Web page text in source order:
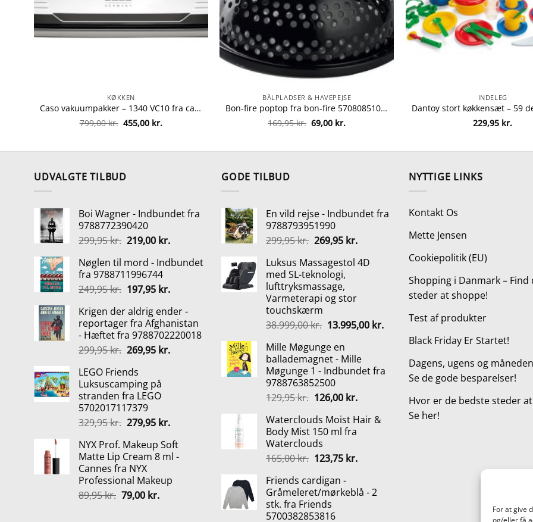
For at give
KØKKEN
Caso vakuumpakker – 1340 VC10 fra caso 4038437013405
799,00kr. Den
oprindelige
455,00 kr.Den
BÅLPLADSER & HAVEPEJSE
Bon-fire poptop fra bon-fire 5708085100183
169,95kr. Den
oprindelige
69,00 kr.
INDELEG
229,95 kr.
UDVALGTE TILBUD
Boi Wagner - Indbundet fra
9788772390420
299,95kr. Den
pris
var:
299,95 kr..
219,00 kr.Den
pris
219,00 kr..
Nøglen til mord - Indbundet
fra 9788711996744
249,95kr. Den
pris
var:
249,95 kr..
197,95 kr.Den
pris
er:
197,95 kr..
Krigen der aldrig ender -
reportager fra Afghanistan
- Hæftet fra 9788702220018
299,95kr. Den
pris
var:
299,95 kr..
269,95 kr.Den
LEGO Friends
Luksuscamping på
stranden fra LEGO
5702017117379
329,95kr. Den
pris
var:
329,95 kr..
279,95 kr.Den
pris
er:
NYX Prof. Makeup Soft
Matte Lip Cream 8 ml -
Cannes fra NYX
Professional Makeup
89,95kr. Den
79,00 kr.Den
GODE TILBUD
En vild rejse - Indbundet fra
9788793951990
299,95kr. Den
pris
var:
299,95 kr..
269,95 kr.Den
pris
Luksus Massagestol 4D
med SL-teknologi,
lufttryksmassage,
Varmeterapi og stor
touchskærm
38.999,00kr. Den
pris
var:
38.999,00 kr..
13.995,00 kr.Den
aktuelle
13.995,00 kr..
Mille Møgunge en
ballademagnet - Mille
Møgunge 1 - Indbundet fra
9788763852500
129,95kr. Den
pris
var:
129,95 kr..
126,00 kr.Den
pris
Waterclouds Moist Hair &
Body Mist 150 ml fra
Waterclouds
165,00kr. Den
pris
var:
165,00 kr..
123,75 kr.Den
er:
Friends cardigan -
Gråmeleret/mørkeblå - 2
stk. fra Friends
5700382853816
NYTTIGE LINKS
Kontakt Os
Mette Jensen
Cookiepolitik (EU)
Shopping i Danmark – Find
steder at shoppe!
Test af produkter
Black Friday Er Startet!
Dagens, ugens og
Se de gode besparelser!
Hvor er de bedste steder
Se her!